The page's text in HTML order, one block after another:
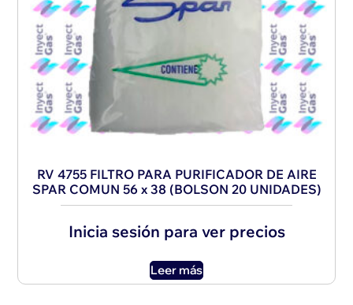
RV 4755 FILTRO PARA PURIFICADOR DE AIRE
SPAR COMUN 56 x 38 (BOLSON 20 UNIDADES)
Inicia sesión para ver precios
Leer más